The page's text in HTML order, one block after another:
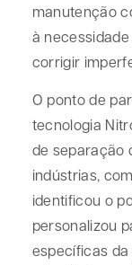
manutenção
à
corrigir
O ponto de
tecnologia
de separação
indústrias,
identificou o
personalizou
específicas